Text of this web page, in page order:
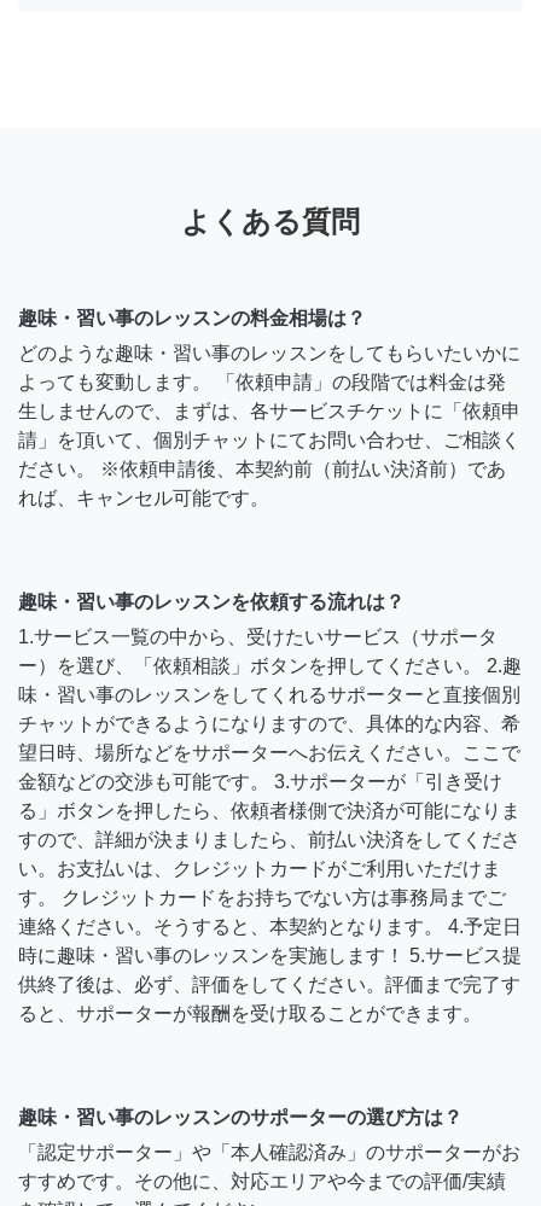
よくある質問
趣味・習い事のレッスンの料金相場は？
どのような趣味・習い事のレッスンをしてもらいたいかに
よっても変動します。 「依頼申請」の段階では料金は発
生しませんので、まずは、各サービスチケットに「依頼申
請」を頂いて、個別チャットにてお問い合わせ、ご相談く
ださい。 ※依頼申請後、本契約前（前払い決済前）であ
れば、キャンセル可能です。
趣味・習い事のレッスンを依頼する流れは？
1.サービス一覧の中から、受けたいサービス（サポータ
ー）を選び、「依頼相談」ボタンを押してください。 2.趣
味・習い事のレッスンをしてくれるサポーターと直接個別
チャットができるようになりますので、具体的な内容、希
望日時、場所などをサポーターへお伝えください。ここで
金額などの交渉も可能です。 3.サポーターが「引き受け
る」ボタンを押したら、依頼者様側で決済が可能になりま
すので、詳細が決まりましたら、前払い決済をしてくださ
い。お支払いは、クレジットカードがご利用いただけま
す。 クレジットカードをお持ちでない方は事務局までご
連絡ください。そうすると、本契約となります。 4.予定日
時に趣味・習い事のレッスンを実施します！ 5.サービス提
供終了後は、必ず、評価をしてください。評価まで完了す
ると、サポーターが報酬を受け取ることができます。
趣味・習い事のレッスンのサポーターの選び方は？
「認定サポーター」や「本人確認済み」のサポーターがお
すすめです。その他に、対応エリアや今までの評価/実績